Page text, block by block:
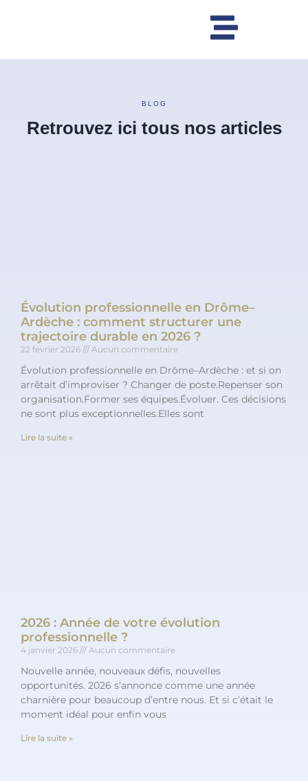
Évolution professionnelle en Drôme–
Ardèche : comment structurer une
trajectoire durable en 2026 ?
22 février 2026 Aucun commentaire
Évolution professionnelle en Drôme–Ardèche : et si on
arrêtait d’improviser ? Changer de poste.Repenser son
organisation.Former ses équipes.Évoluer. Ces décisions
ne sont plus exceptionnelles.Elles sont
Lire la suite »
2026 : Année de votre évolution
professionnelle ?
4 janvier 2026 Aucun commentaire
Nouvelle année, nouveaux défis, nouvelles
opportunités. 2026 s’annonce comme une année
charnière pour beaucoup d’entre nous. Et si c’était le
moment idéal pour enfin vous
Lire la suite »
Retrouvez ici tous nos articles
BLOG